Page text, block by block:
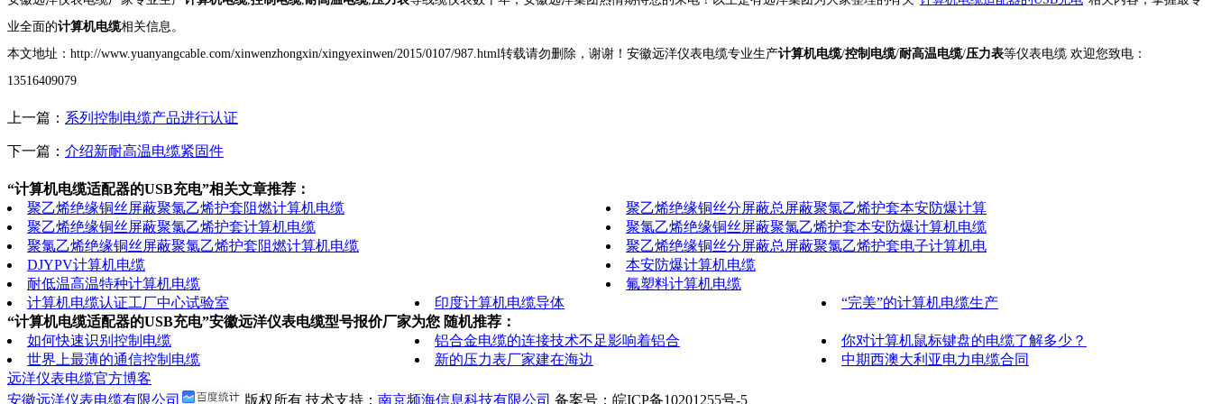
业全面的计算机电缆相关信息。
本文地址：http://www.yuanyangcable.com/xinwenzhongxin/xingyexinwen/2015/0107/987.html转载请勿删除，谢谢！安徽远洋仪表电缆专业生产计算机电缆/控制电缆/耐高温电缆/压力表等仪表电缆 欢迎您致电：
13516409079
上一篇： 系列控制电缆产品进行认证
下一篇： 介绍新耐高温电缆紧固件
“计算机电缆适配器的USB充电”相关文章推荐：
聚乙烯绝缘铜丝屏蔽聚氯乙烯护套阻燃计算机电缆
聚乙烯绝缘铜丝分屏蔽总屏蔽聚氯乙烯护套本安防爆计算
聚乙烯绝缘铜丝屏蔽聚氯乙烯护套计算机电缆
聚氯乙烯绝缘铜丝屏蔽聚氯乙烯护套本安防爆计算机电缆
聚氯乙烯绝缘铜丝屏蔽聚氯乙烯护套阻燃计算机电缆
聚乙烯绝缘铜丝分屏蔽总屏蔽聚氯乙烯护套电子计算机电
DJYPV计算机电缆
本安防爆计算机电缆
耐低温高温特种计算机电缆
氟塑料计算机电缆
计算机电缆认证工厂中心试验室
印度计算机电缆导体
“完美”的计算机电缆生产
“计算机电缆适配器的USB充电”安徽远洋仪表电缆型号报价厂家为您 随机推荐：
如何快速识别控制电缆
铝合金电缆的连接技术不足影响着铝合
你对计算机鼠标键盘的电缆了解多少？
世界上最薄的通信控制电缆
新的压力表厂家建在海边
中期西澳大利亚电力电缆合同
远洋仪表电缆官方博客
安徽远洋仪表电缆有限公司
版权所有 技术支持： 南京频海信息科技有限公司 备案号：皖ICP备10201255号-5